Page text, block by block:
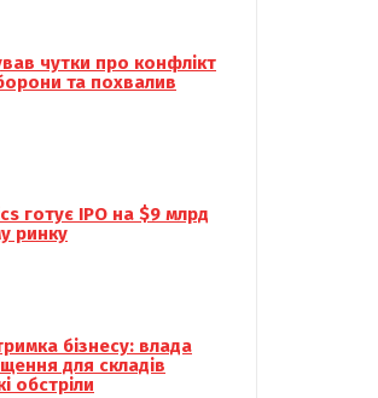
чутки про конфлікт
та похвалив
готує IPO на $9 млрд
ринку
бізнесу: влада
для складів
обстріли